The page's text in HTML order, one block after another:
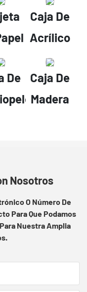
Caja De
Acrílico
De
Caja De
Madera
Nosotros
O Número De
Para Que Podamos
Nuestra Amplia